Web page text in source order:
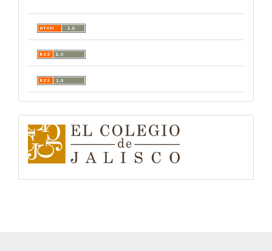
logo-
colegio-
de-
jalisco